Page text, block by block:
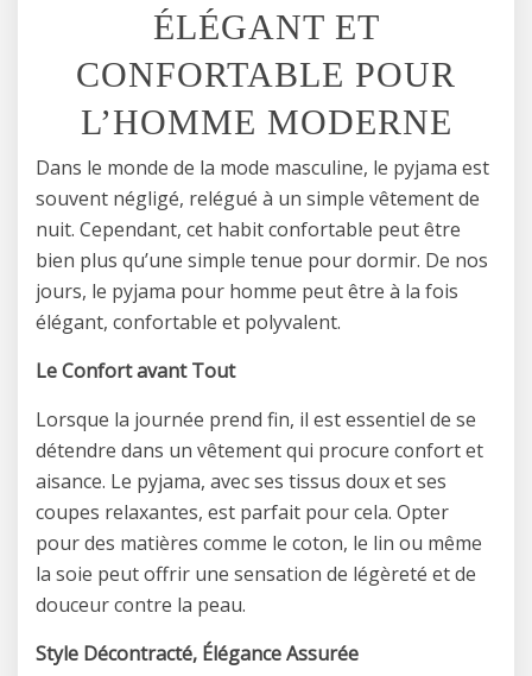
ÉLÉGANT ET
CONFORTABLE POUR
L’HOMME MODERNE
Dans le monde de la mode masculine, le pyjama est
souvent négligé, relégué à un simple vêtement de
nuit. Cependant, cet habit confortable peut être
bien plus qu’une simple tenue pour dormir. De nos
jours, le pyjama pour homme peut être à la fois
élégant, confortable et polyvalent.
Le Confort avant Tout
Lorsque la journée prend fin, il est essentiel de se
détendre dans un vêtement qui procure confort et
aisance. Le pyjama, avec ses tissus doux et ses
coupes relaxantes, est parfait pour cela. Opter
pour des matières comme le coton, le lin ou même
la soie peut offrir une sensation de légèreté et de
douceur contre la peau.
Style Décontracté, Élégance Assurée